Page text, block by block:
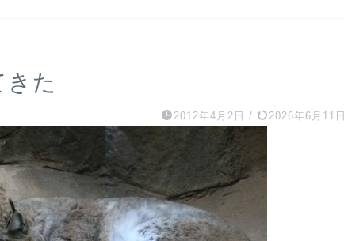
きた
2012年4月2日 / 2026年6月11日